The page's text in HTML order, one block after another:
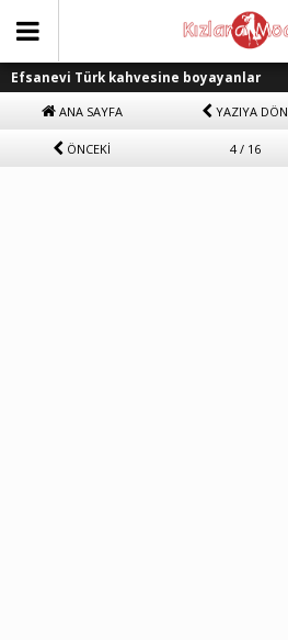
Efsanevi Türk kahvesine boyayanlar
ANA SAYFA YAZIYA DÖN
ÖNCEKİ 4 / 16